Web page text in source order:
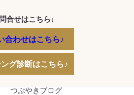
合せはこちら↓
合わせはこちら♪
ング診断はこちら♪
つぶやきブログ